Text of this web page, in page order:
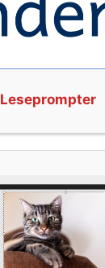
Leseprompter